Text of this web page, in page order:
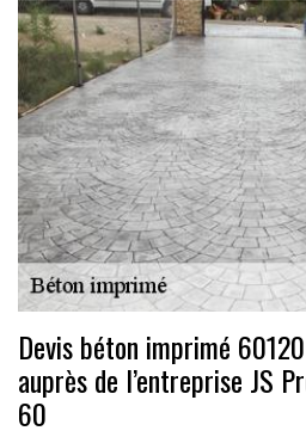
Devis béton imprimé
auprès de l’entreprise JS
60